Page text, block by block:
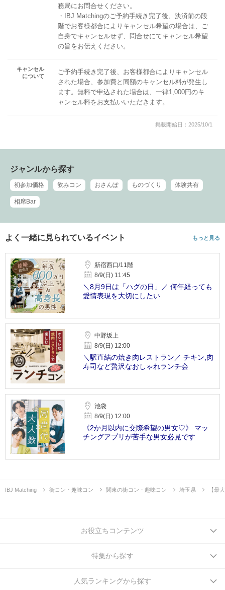
務局にお問合せください。
・IBJ Matchingのご予約手続き完了後、決済前の段
階でお客様都合によりキャンセル希望の場合は、ご
自身でキャンセルせず、問合せにてキャンセル希望
の旨をお伝えください。
キャンセル
について
ご予約手続き完了後、お客様都合によりキャンセル
された場合、参加費と同額のキャンセル料が発生し
ます。無料で申込された場合は、一律1,000円のキ
ャンセル料をお支払いいただきます。
掲載開始日：2025/10/1
ジャンルから探す
初参加価格 飲みコン おさんぽ ものづくり 体験共有
相席Bar
よく一緒に見られているイベント もっと見る
新宿西口/11階
8/9(日) 11:45
＼8月9日は「ハグの日」／ 何年経っても
愛情表現を大切にしたい
中野坂上
8/9(日) 12:00
＼駅直結の焼き肉レストラン／ チキン,肉
寿司など贅沢なおしゃれランチ会
池袋
8/9(日) 12:00
《2か月以内に交際希望の男女♡》 マッ
チングアプリが苦手な男女必見です
IBJ Matching 街コン・趣味コン 関東の街コン・趣味コン 埼玉県 【最
お役立ちコンテンツ
特集から探す
人気ランキングから探す